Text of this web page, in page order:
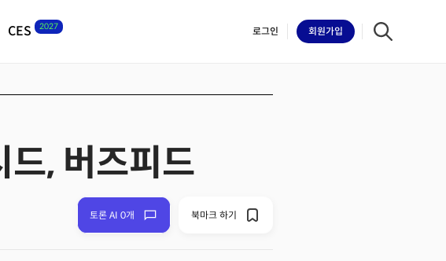
CES 2027
필드 가이드
CES2027 with TheMiilk
로그인 회원가입
, 버즈피드
토론 AI 0개 북마크 하기